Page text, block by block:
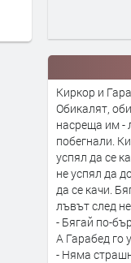
Киркор и
Обикалят,
насреща им -
побегнали.
успял да се
не успял да
да се качи.
лъвът след
- Бягай по-
А Гарабед го
- Няма